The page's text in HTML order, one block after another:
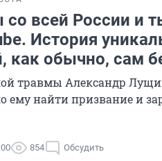
со всей России и
История
как обычно, сам
травмы Александр
ему найти призвание и
854 Обсудить